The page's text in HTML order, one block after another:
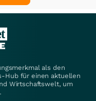
als den
Hub für einen aktuellen
Wirtschaftswelt, um